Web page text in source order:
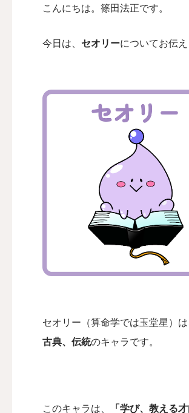
こんにちは。篠田法正です。
今日は、 セオリーについてお伝え
セオリー（算命学では玉堂星）は
古典、伝統のキャラです。
このキャラは、 「学び、教える才
ミッションメンタリングとは
ブログ・コラム
認定講師